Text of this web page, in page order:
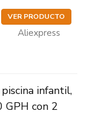
VER PRODUCTO
Aliexpress
infantil,
GPH con 2